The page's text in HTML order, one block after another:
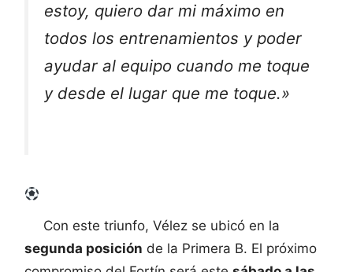
estoy, quiero dar mi máximo en
todos los entrenamientos y poder
ayudar al equipo cuando me toque
y desde el lugar que me toque.»
Con este triunfo, Vélez se ubicó en la
segunda posición de la Primera B. El próximo